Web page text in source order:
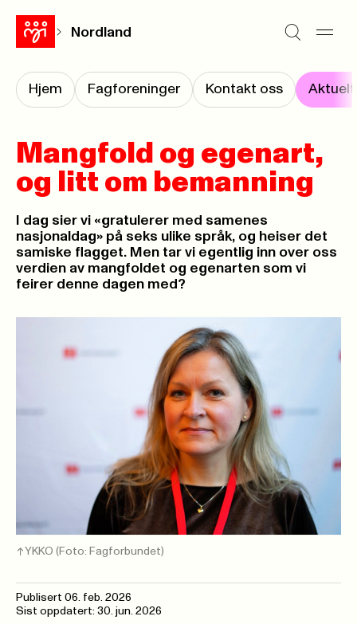
Nordland
Hjem Fagforeninger Kontakt oss Aktuelt
Mangfold og egenart,
og litt om bemanning
I dag sier vi «gratulerer med samenes
nasjonaldag» på seks ulike språk, og heiser det
samiske flagget. Men tar vi egentlig inn over oss
verdien av mangfoldet og egenarten som vi
feirer denne dagen med?
YKKO (Foto: Fagforbundet)
Publisert 06. feb. 2026
Sist oppdatert: 30. jun. 2026